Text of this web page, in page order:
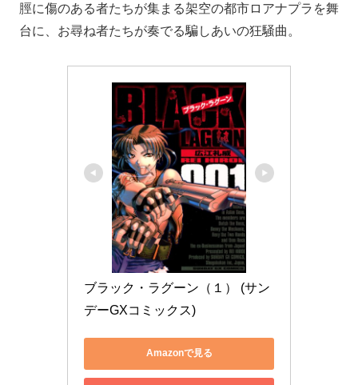
脛に傷のある者たちが集まる架空の都市ロアナプラを舞
台に、お尋ね者たちが奏でる騙しあいの狂騒曲。
ブラック・ラグーン（１） (サン
デーGXコミックス)
Amazonで見る